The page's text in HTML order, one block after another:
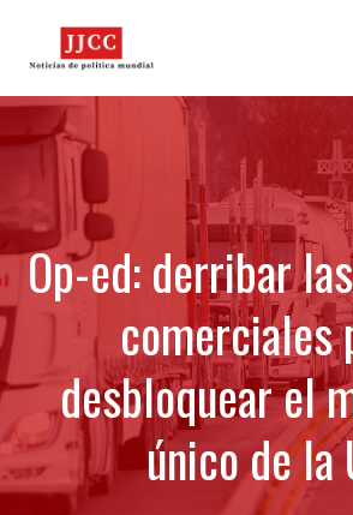
Op-ed: derribar
comerciales
desbloquear el
único de la